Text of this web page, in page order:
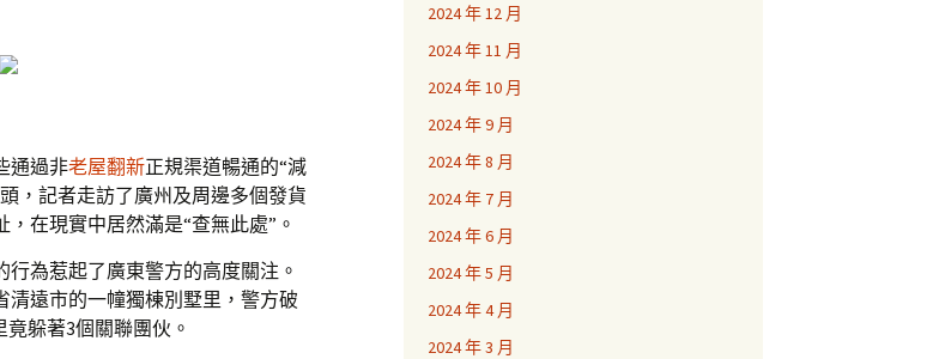
通過非老屋翻新正規渠道暢通的“減
，記者走訪了廣州及周邊多個發貨
在現實中居然滿是“查無此處”。
為惹起了廣東警方的高度關注。
遠市的一幢獨棟別墅里，警方破
躲著3個關聯團伙。
2024 年 12 月
2024 年 11 月
2024 年 10 月
2024 年 9 月
2024 年 8 月
2024 年 7 月
2024 年 6 月
2024 年 5 月
2024 年 4 月
2024 年 3 月